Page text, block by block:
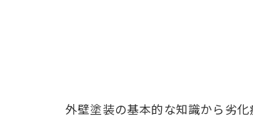
外壁塗装の基本的な知識から劣